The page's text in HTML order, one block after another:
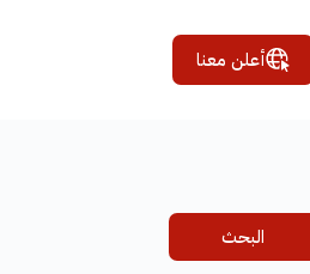
أعلن معنا
البحث